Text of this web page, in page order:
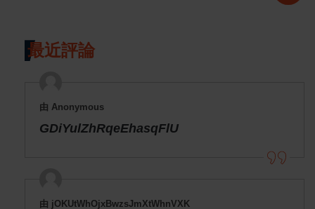
最近評論
由 Anonymous
GDiYulZhRqeEhasqFlU
由 jOKUtWhOjxBwzsJmXtWhnVXK